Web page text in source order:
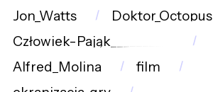
Jon_Watts
Doktor_Octopus
Człowiek-Pająk__________
Alfred_Molina
film